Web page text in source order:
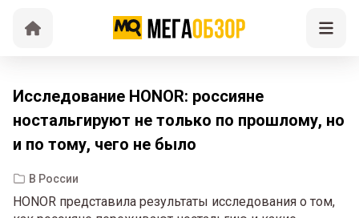
Исследование HONOR: россияне
ностальгируют не только по прошлому, но
и по тому, чего не было
В России
HONOR представила результаты исследования о том,